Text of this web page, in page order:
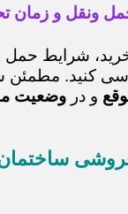
شرایط حمل
کنید. مطمئن
و در وضعیت